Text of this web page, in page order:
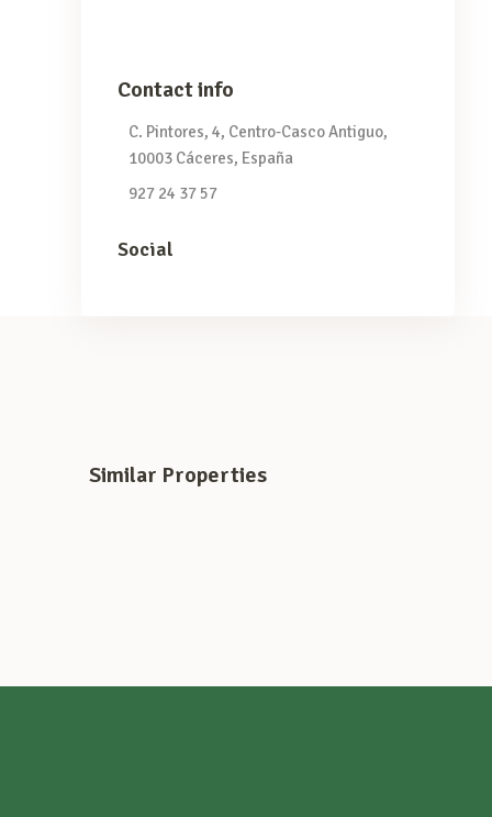
Contact info
C. Pintores, 4, Centro-Casco Antiguo,
10003 Cáceres, España
927 24 37 57
Social
Similar Properties